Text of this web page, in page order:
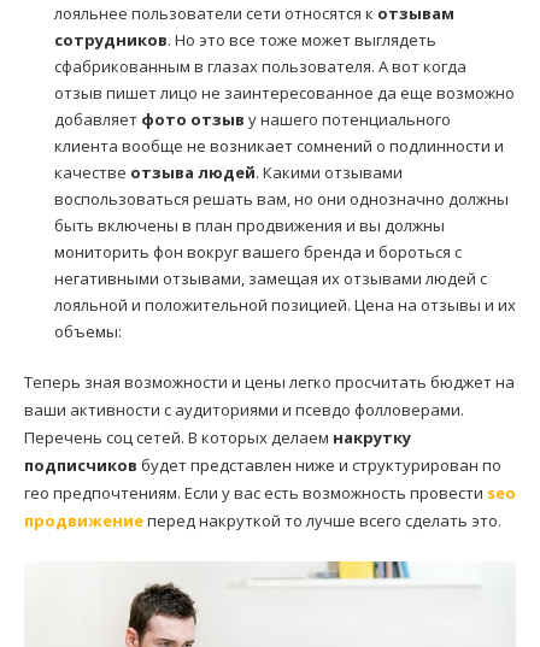
лояльнее пользователи сети относятся к отзывам
сотрудников. Но это все тоже может выглядеть
сфабрикованным в глазах пользователя. А вот когда
отзыв пишет лицо не заинтересованное да еще возможно
добавляет фото отзыв у нашего потенциального
клиента вообще не возникает сомнений о подлинности и
качестве отзыва людей. Какими отзывами
воспользоваться решать вам, но они однозначно должны
быть включены в план продвижения и вы должны
мониторить фон вокруг вашего бренда и бороться с
негативными отзывами, замещая их отзывами людей с
лояльной и положительной позицией. Цена на отзывы и их
объемы:
Теперь зная возможности и цены легко просчитать бюджет на
ваши активности с аудиториями и псевдо фолловерами.
Перечень соц сетей. В которых делаем накрутку
подписчиков будет представлен ниже и структурирован по
гео предпочтениям. Если у вас есть возможность провести seo
продвижениеперед накруткой то лучше всего сделать это.